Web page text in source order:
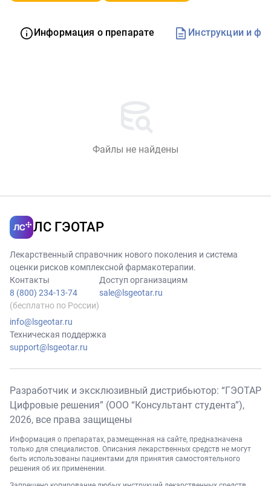
Информация о препарате Инструкции и
Файлы не найдены
ЛС ГЭОТАР
Лекарственный справочник нового поколения и система
оценки рисков комплексной фармакотерапии.
Контакты
8 (800) 234-13-74
(бесплатно по России)
info@lsgeotar.ru
Доступ организациям
sale@lsgeotar.ru
Техническая поддержка
support@lsgeotar.ru
Разработчик и эксклюзивный дистрибьютор: “ГЭОТАР
Цифровые решения” (ООО “Консультант студента”),
2026, все права защищены
Информация о препаратах, размещенная на сайте, предназначена
только для специалистов. Описания лекарственных средств не могут
быть использованы пациентами для принятия самостоятельного
решения об их применении.